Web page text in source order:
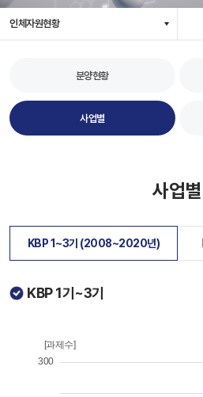
인체자원현황
분양현황
사업별
사업별
KBP 1~3기 (2008~2020년)
KBP 1기~3기